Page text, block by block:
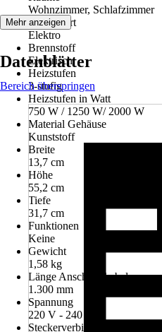
Wohnzimmer, Schlafzimmer
Betriebsart
Elektro
Brennstoff
Elektrisch
Heizstufen
3-stufig
Heizstufen in Watt
750 W / 1250 W/ 2000 W
Material Gehäuse
Kunststoff
Breite
13,7 cm
Höhe
55,2 cm
Tiefe
31,7 cm
Funktionen
Keine
Gewicht
1,58 kg
Länge Anschlusskabel
1.300 mm
Spannung
220 V - 240 V
Steckerverbindung für
Mehr anzeigen
Datenblätter
Bereich überspringen